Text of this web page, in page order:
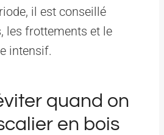
il est conseillé
les frottements et le
intensif.
quand on
en bois